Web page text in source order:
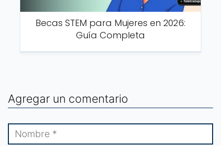
Becas STEM para Mujeres en 2026:
Guía Completa
Agregar un comentario